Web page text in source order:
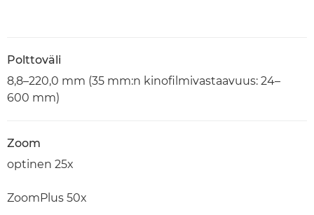
Polttoväli
8,8–220,0 mm (35 mm:n kinofilmivastaavuus: 24–
600 mm)
Zoom
optinen 25x
ZoomPlus 50x